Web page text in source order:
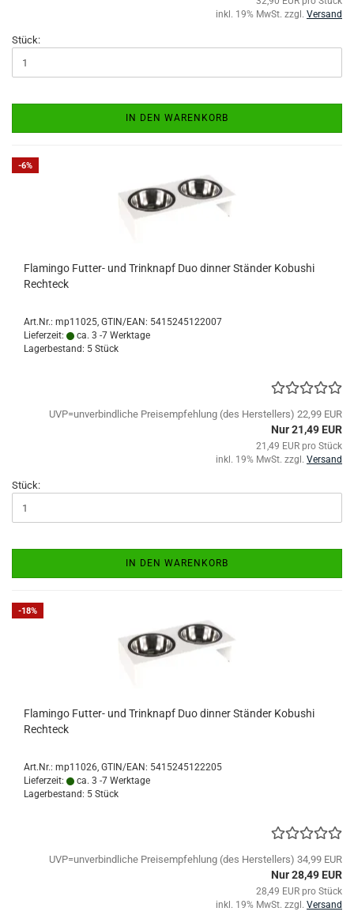
inkl. 19% MwSt. zzgl. Versand
Stück:
IN DEN WARENKORB
-6%
Flamingo Futter- und Trinknapf Duo dinner Ständer Kobushi
Rechteck
Art.Nr.: mp11025 GTIN/EAN: 5415245122007
Lieferzeit:
ca. 3 -7 Werktage
Lagerbestand: 5 Stück
UVP=unverbindliche Preisempfehlung (des Herstellers) 22,99 EUR
Nur 21,49 EUR
21,49 EUR pro Stück
inkl. 19% MwSt. zzgl. Versand
Stück:
IN DEN WARENKORB
-18%
Flamingo Futter- und Trinknapf Duo dinner Ständer Kobushi
Rechteck
Art.Nr.: mp11026 GTIN/EAN: 5415245122205
Lieferzeit:
ca. 3 -7 Werktage
Lagerbestand: 5 Stück
UVP=unverbindliche Preisempfehlung (des Herstellers) 34,99 EUR
Nur 28,49 EUR
28,49 EUR pro Stück
inkl. 19% MwSt. zzgl. Versand